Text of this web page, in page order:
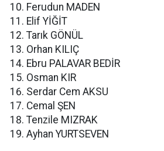
Ferudun MADEN
Elif YİĞİT
Tarık GÖNÜL
Orhan KILIÇ
Ebru PALAVAR BEDİR
Osman KIR
Serdar Cem AKSU
Cemal ŞEN
Tenzile MIZRAK
Ayhan YURTSEVEN